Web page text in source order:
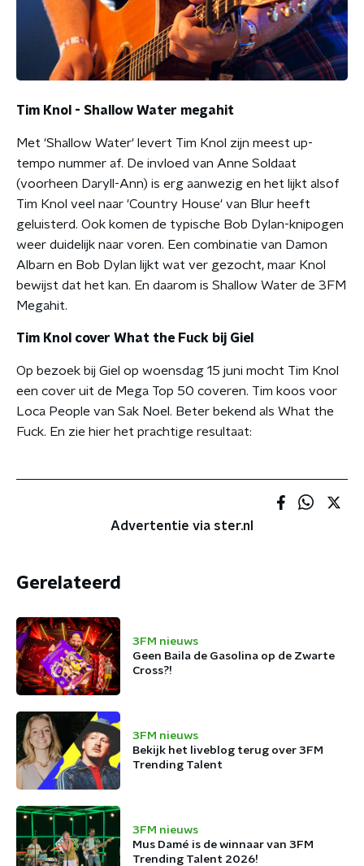
Tim Knol - Shallow Water megahit
Met 'Shallow Water' levert Tim Knol zijn meest up-
tempo nummer af. De invloed van Anne Soldaat
(voorheen Daryll-Ann) is erg aanwezig en het lijkt alsof
Tim Knol veel naar 'Country House' van Blur heeft
geluisterd. Ook komen de typische Bob Dylan-knipogen
weer duidelijk naar voren. Een combinatie van Damon
Albarn en Bob Dylan lijkt wat ver gezocht, maar Knol
bewijst dat het kan. En daarom is Shallow Water de 3FM
Megahit.
Tim Knol cover What the Fuck bij Giel
Op bezoek bij Giel op woensdag 15 juni mocht Tim Knol
een cover uit de Mega Top 50 coveren. Tim koos voor
Loca People van Sak Noel. Beter bekend als What the
Fuck. En zie hier het prachtige resultaat:
Advertentie via ster.nl
Gerelateerd
3FM nieuws
Geen Baila de Gasolina op de Zwarte
Cross?!
3FM nieuws
Bekijk het liveblog terug over 3FM
Trending Talent
3FM nieuws
Mus Damé is de winnaar van 3FM
Trending Talent 2026!